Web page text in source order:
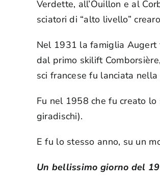
Verdette, all’Ouillon e al
sciatori di “alto livello”
Nel 1931 la famiglia Augert
dal primo skilift
sci francese fu lanciata
Fu nel 1958 che fu creato lo
giradischi).
E fu lo stesso anno, su un
Un bellissimo giorno del